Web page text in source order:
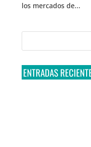
los mercados de...
ENTRADAS